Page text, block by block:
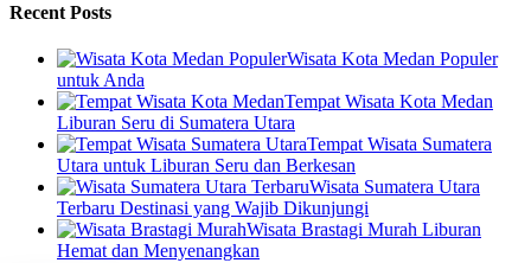
Recent Posts
Wisata Kota Medan Populer
untuk Anda
Tempat Wisata Kota Medan
Liburan Seru di Sumatera Utara
Tempat Wisata Sumatera
Utara untuk Liburan Seru dan Berkesan
Wisata Sumatera Utara
Terbaru Destinasi yang Wajib Dikunjungi
Wisata Brastagi Murah Liburan
Hemat dan Menyenangkan